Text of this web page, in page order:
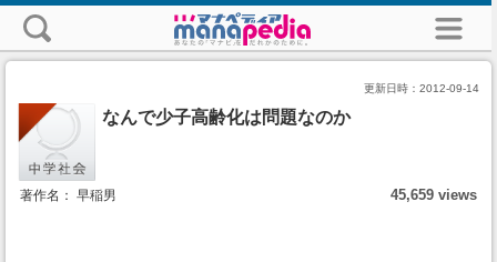
更新日時： 2012-09-14
なんで少子高齢化は問題なのか
著作名： 早稲男 45,659 views